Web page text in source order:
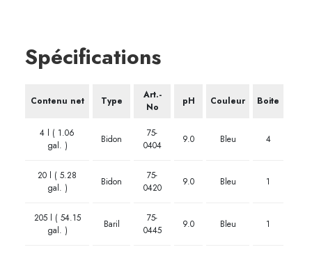
Spécifications
Contenu net Type
Art.-
No
pH Couleur Boite
4 l ( 1.06
gal. )
Bidon
75-
0404
9.0 Bleu 4
20 l ( 5.28
gal. )
Bidon
75-
0420
9.0 Bleu 1
205 l ( 54.15
gal. )
Baril
75-
0445
9.0 Bleu 1